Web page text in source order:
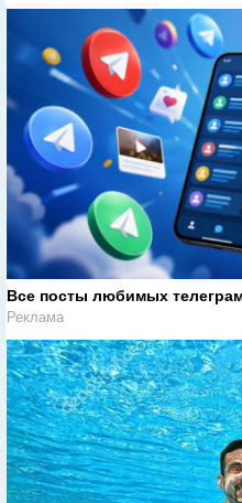
Все посты любимых
Реклама